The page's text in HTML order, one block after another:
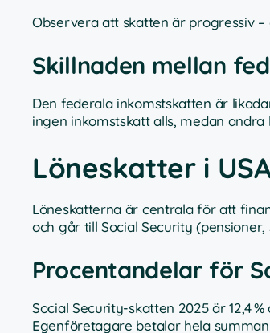
Observera att skatten är progressiv
Skillnaden mellan
Den federala inkomstskatten är
ingen inkomstskatt alls, medan
Löneskatter i
Löneskatterna är centrala för att
och går till Social Security
Procentandelar för
Social Security-skatten 2025 är 12,4
Egenföretagare betalar hela